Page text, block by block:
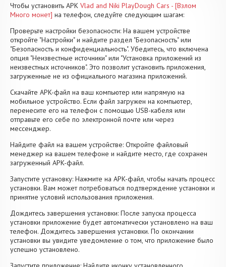
Чтобы установить APK Vlad and Niki PlayDough Cars - [Взлом
Много монет] на телефон, следуйте следующим шагам:
Проверьте настройки безопасности: На вашем устройстве
откройте "Настройки" и найдите раздел "Безопасность" или
"Безопасность и конфиденциальность". Убедитесь, что включена
опция "Неизвестные источники" или "Установка приложений из
неизвестных источников". Это позволит установить приложения,
загруженные не из официального магазина приложений.
Скачайте APK-файл на ваш компьютер или напрямую на
мобильное устройство. Если файл загружен на компьютер,
перенесите его на телефон с помощью USB-кабеля или
отправьте его себе по электронной почте или через
мессенджер.
Найдите файл на вашем устройстве: Откройте файловый
менеджер на вашем телефоне и найдите место, где сохранен
загруженный APK-файл.
Запустите установку: Нажмите на APK-файл, чтобы начать процесс
установки. Вам может потребоваться подтверждение установки и
принятие условий использования приложения.
Дождитесь завершения установки: После запуска процесса
установки приложение будет автоматически установлено на ваш
телефон. Дождитесь завершения установки. По окончании
установки вы увидите уведомление о том, что приложение было
успешно установлено.